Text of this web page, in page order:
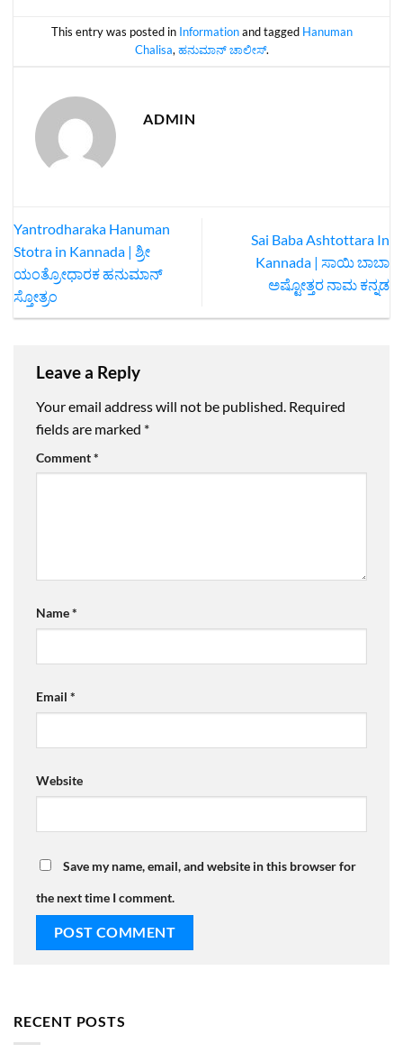
This entry was posted in Informationand tagged Hanuman
Chalisa, ಹನುಮಾನ್‌ ಚಾಲೀಸ್‌.
ADMIN
Yantrodharaka Hanuman
Stotra in Kannada | ಶ್ರೀ
ಯಂತ್ರೋಧಾರಕ ಹನುಮಾನ್
ಸ್ತೋತ್ರಂ
Sai Baba Ashtottara In
Kannada | ಸಾಯಿ ಬಾಬಾ
ಅಷ್ಟೋತ್ತರ ನಾಮ ಕನ್ನಡ
Leave a Reply
Your email address will not be published. Required
fields are marked *
Comment*
Name*
Email *
Website
Save my name, email, and website in this browser for
the next time I comment.
RECENT POSTS